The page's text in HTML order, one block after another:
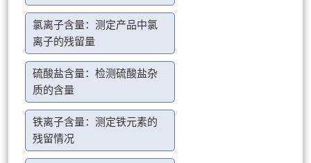
氯离子含量：测定产品中氯
离子的残留量
硫酸盐含量：检测硫酸盐杂
质的含量
铁离子含量：测定铁元素的
残留情况